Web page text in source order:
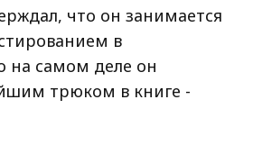
что он занимается
в
на самом деле он
трюком в книге -